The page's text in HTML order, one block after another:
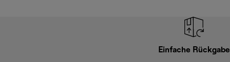
Einfache Rückgabe